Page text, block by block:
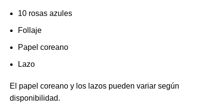
10 rosas azules
Follaje
Papel coreano
Lazo
El papel coreano y los lazos pueden variar según
disponibilidad.